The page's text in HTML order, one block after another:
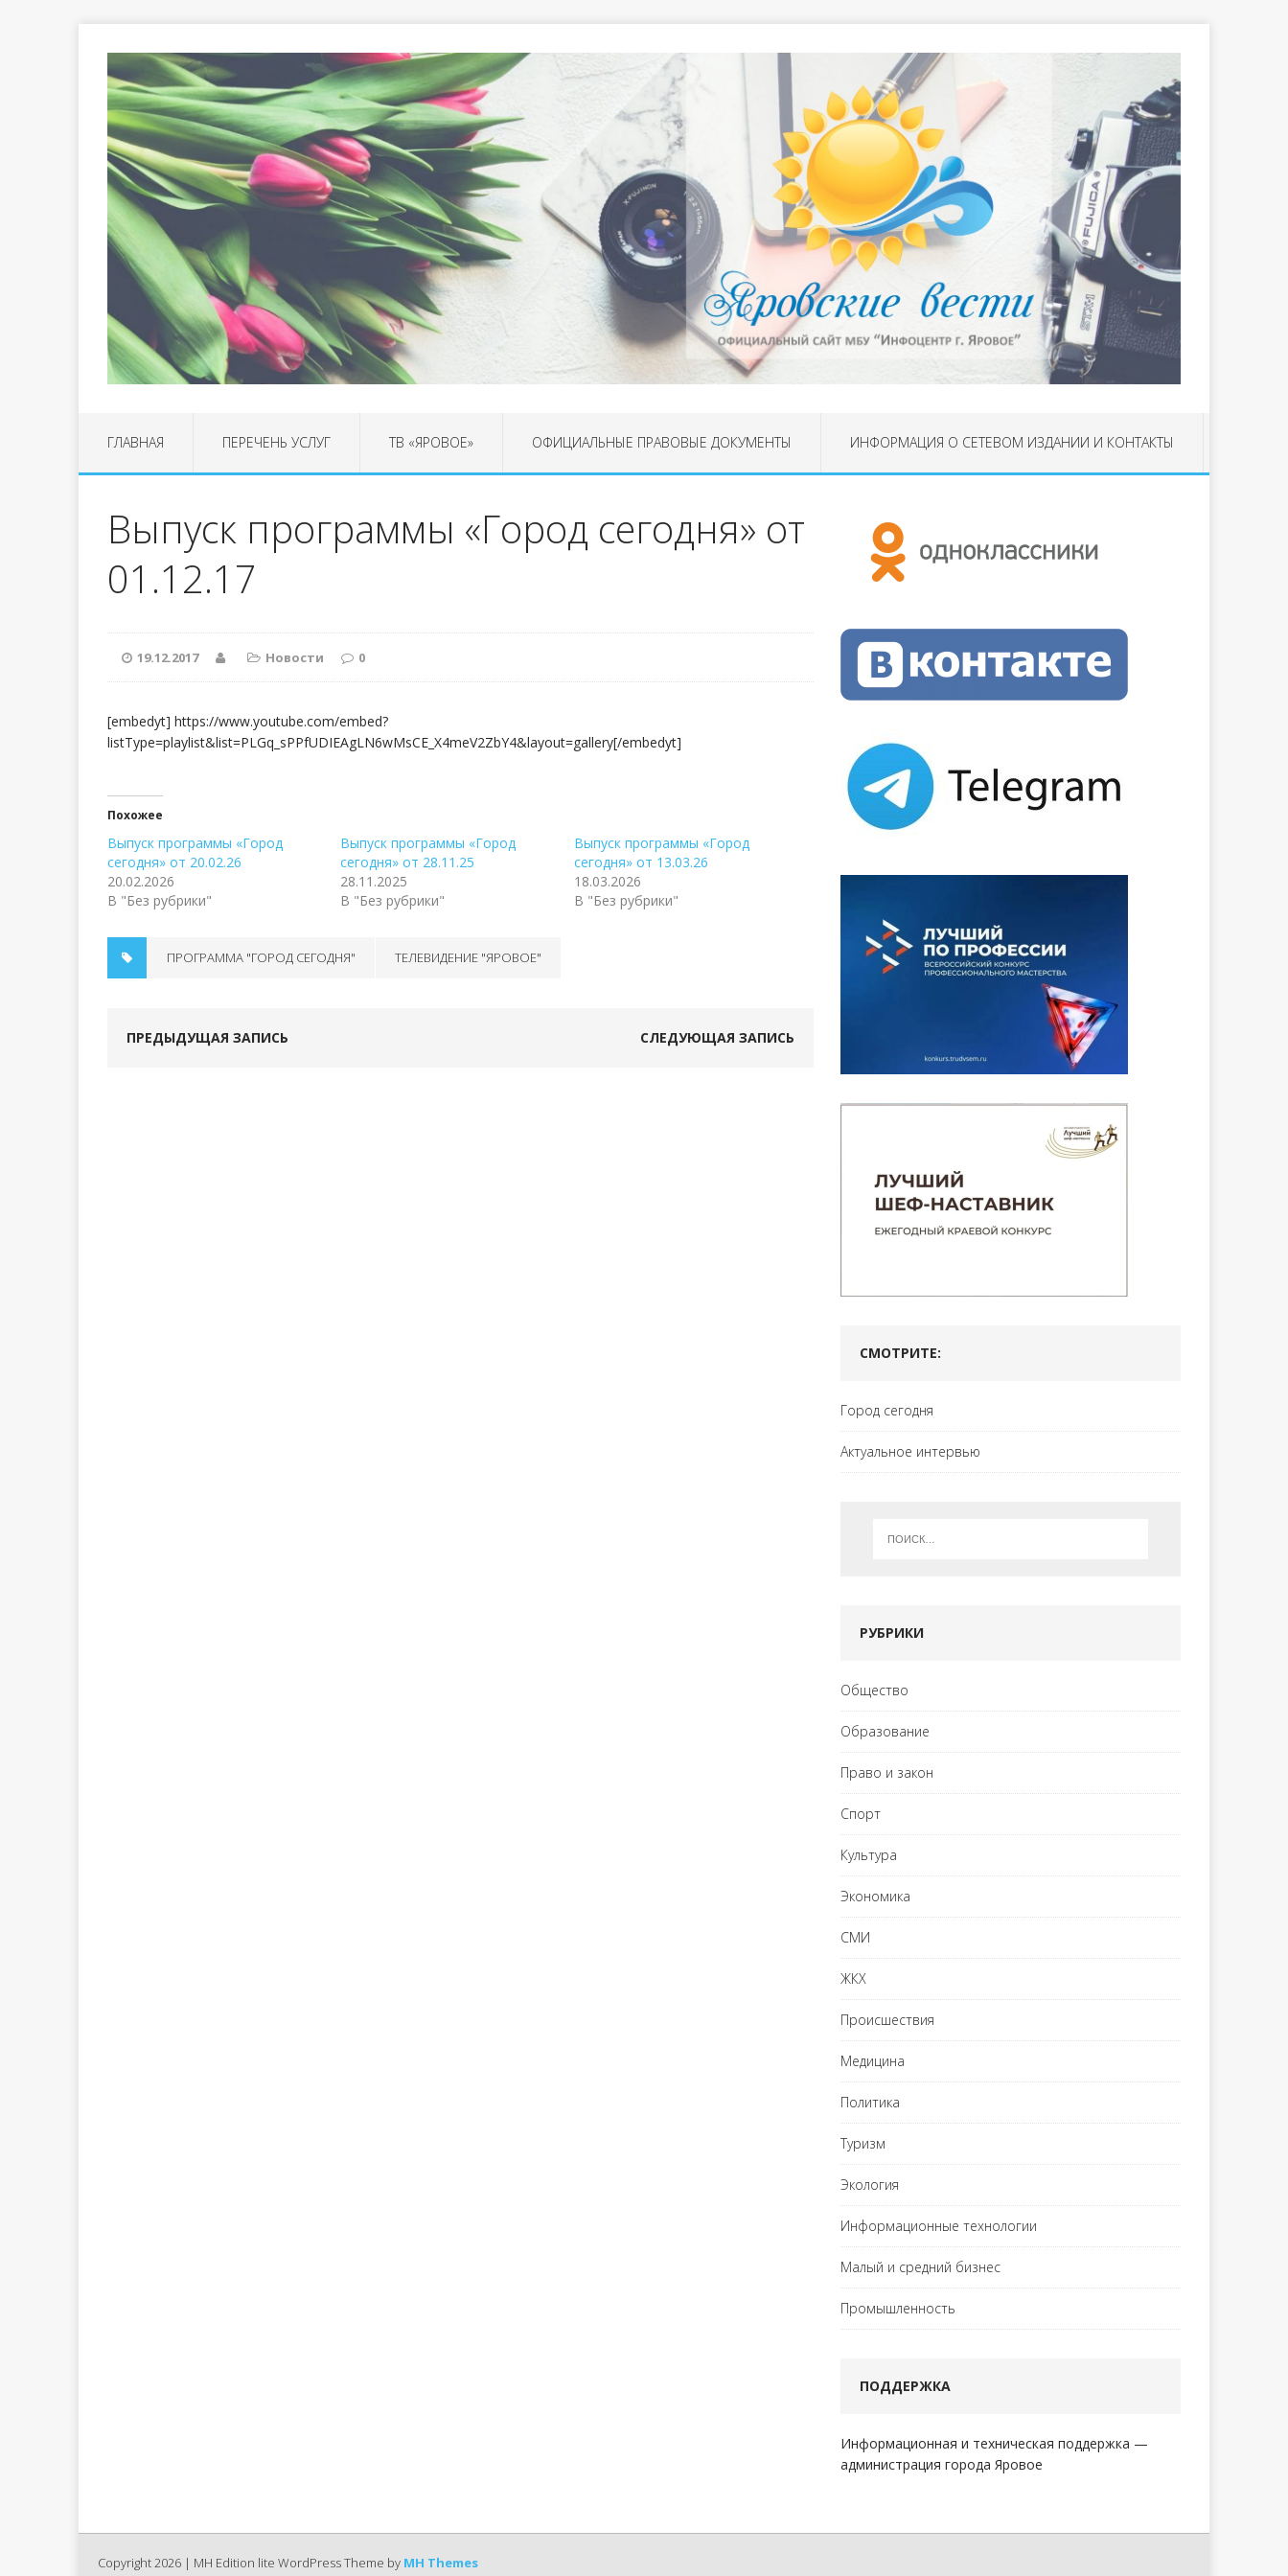
ГЛАВНАЯ ПЕРЕЧЕНЬ УСЛУГ ТВ «ЯРОВОЕ» ОФИЦИАЛЬНЫЕ ПРАВОВЫЕ ДОКУМЕНТЫ ИНФОРМАЦИЯ О СЕТЕВОМ ИЗДАНИИ И КОНТАКТЫ
Выпуск программы «Город сегодня» от
01.12.17
19.12.2017 Новости 0
[embedyt] https://www.youtube.com/embed?
listType=playlist&list=PLGq_sPPfUDIEAgLN6wMsCE_X4meV2ZbY4&layout=gallery[/embedyt]
Похожее
Выпуск программы «Город
сегодня» от 20.02.26
20.02.2026
В "Без рубрики"
Выпуск программы «Город
сегодня» от 28.11.25
28.11.2025
В "Без рубрики"
Выпуск программы «Город
сегодня» от 13.03.26
18.03.2026
В "Без рубрики"
ПРОГРАММА "ГОРОД СЕГОДНЯ" ТЕЛЕВИДЕНИЕ "ЯРОВОЕ"
ПРЕДЫДУЩАЯ ЗАПИСЬ СЛЕДУЮЩАЯ ЗАПИСЬ
СМОТРИТЕ:
Город сегодня
Актуальное интервью
РУБРИКИ
Общество
Образование
Право и закон
Спорт
Культура
Экономика
СМИ
ЖКХ
Происшествия
Медицина
Политика
Туризм
Экология
Информационные технологии
Малый и средний бизнес
Промышленность
ПОДДЕРЖКА
Информационная и техническая поддержка —
администрация города Яровое
Copyright 2026 | MH Edition lite WordPress Theme by MH Themes